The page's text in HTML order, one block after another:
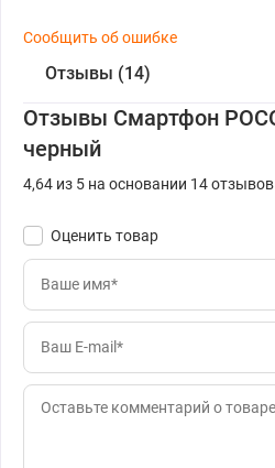
Сообщить об ошибке
Отзывы (14)
Отзывы Смартфон
черный
4,64 из 5 на основании 14 отзывов
Оценить товар